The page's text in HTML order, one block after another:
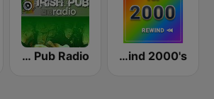
Rewind 2000's
Irish Pub Radio